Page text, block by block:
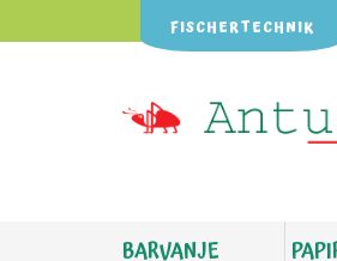
FISCHERTECHNIK
BARVANJE